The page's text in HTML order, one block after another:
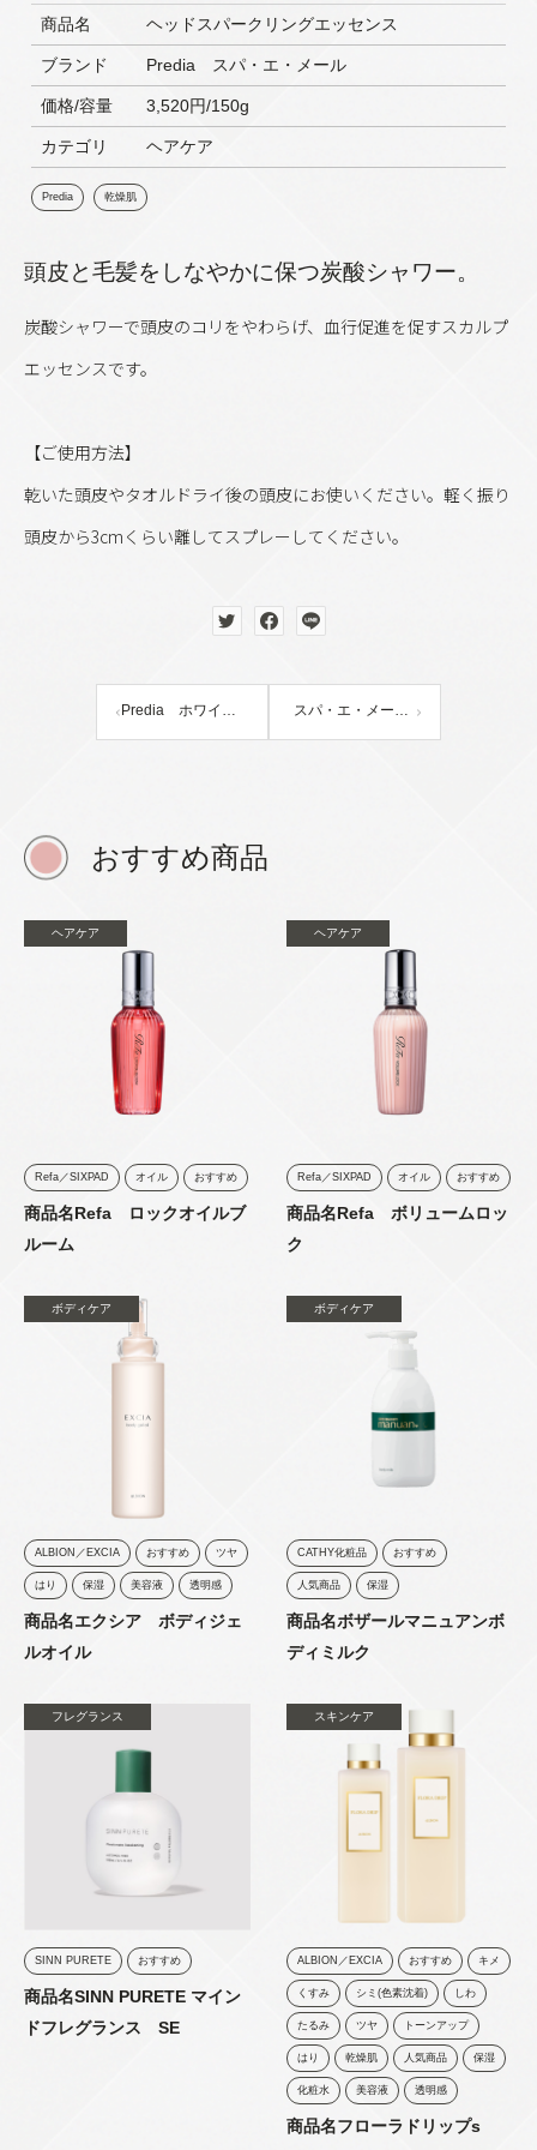
商品名 ヘッドスパークリングエッセンス
ブランド Predia スパ・エ・メール
価格/容量 3,520円/150g
カテゴリ ヘアケア
Predia 乾燥肌
頭皮と毛髪をしなやかに保つ炭酸シャワー。
炭酸シャワーで頭皮のコリをやわらげ、血行促進を促すスカルプ
エッセンスです。
【ご使用方法】
乾いた頭皮やタオルドライ後の頭皮にお使いください。軽く振り
頭皮から3cmくらい離してスプレーしてください。
Predia ホワイトクリスタライザー スパ・エ・メール ファンゴ W クレンズ 泥スパ体感セット Ⅱ【限定】（完売）
おすすめ商品
ヘアケア
Refa／SIXPAD オイル おすすめ
商品名Refa ロックオイルブ
ルーム
ヘアケア
Refa／SIXPAD オイル おすすめ
商品名Refa ボリュームロッ
ク
ボディケア
ALBION／EXCIA おすすめ ツヤ
はり 保湿 美容液 透明感
商品名エクシア ボディジェ
ルオイル
ボディケア
CATHY化粧品 おすすめ
人気商品 保湿
商品名ボザールマニュアンボ
ディミルク
フレグランス
SINN PURETE おすすめ
商品名SINN PURETE マイン
ドフレグランス SE
スキンケア
ALBION／EXCIA おすすめ キメ
くすみ シミ(色素沈着) しわ
たるみ ツヤ トーンアップ
はり 乾燥肌 人気商品 保湿
化粧水 美容液 透明感
商品名フローラドリップs